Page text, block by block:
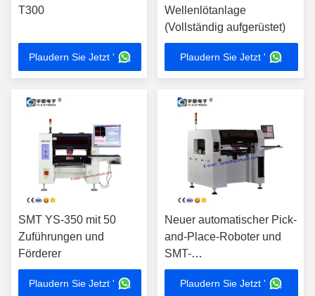
T300
Plaudern Sie Jetzt '
Wellenlötanlage
(Vollständig aufgerüstet)
Plaudern Sie Jetzt '
SMT YS-350 mit 50
Zuführungen und
Förderer
Plaudern Sie Jetzt '
Neuer automatischer Pick-
and-Place-Roboter und
SMT-
Platzierungsmaschine
SMT YSV-550 mit 64
Plaudern Sie Jetzt '